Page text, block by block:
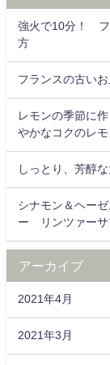
強火で10分！ フ
方
フランスの古い
レモンの季節に
やかなコクのレモ
しっとり、芳醇
シナモン＆ヘー
ー リンツァーサ
アーカイブ
2021年4月
2021年3月